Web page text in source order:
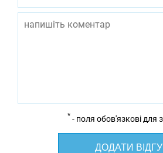
* - поля обов'язкові для
ДОДАТИ